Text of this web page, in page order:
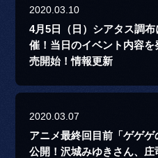
2020.03.10
4月5日（日）シアタス調
催！当日のイベント内容
売開始！情報更新
2020.03.07
アニメ最終回目前「ゲゲゲ
公開！沢城みゆきさん、